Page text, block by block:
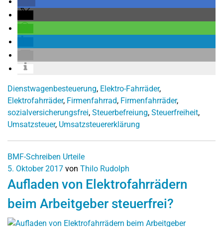
Dienstwagenbesteuerung, Elektro-Fahrräder,
Elektrofahrräder, Firmenfahrrad, Firmenfahrräder,
sozialversicherungsfrei, Steuerbefreiung, Steuerfreiheit,
Umsatzsteuer, Umsatzsteuererklärung
BMF-Schreiben Urteile
5. Oktober 2017 von Thilo Rudolph
Aufladen von Elektrofahrrädern
beim Arbeitgeber steuerfrei?